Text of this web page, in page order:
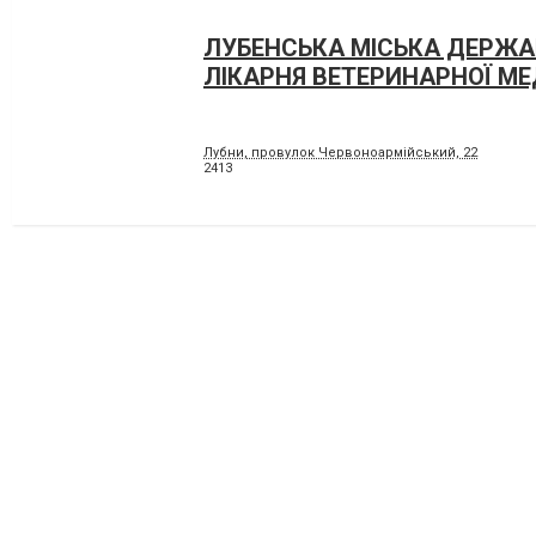
ЛУБЕНСЬКА МІСЬКА
ЛІКАРНЯ ВЕТЕРИНАРНОЇ
Лубни, провулок Червоноармійський, 22
2413